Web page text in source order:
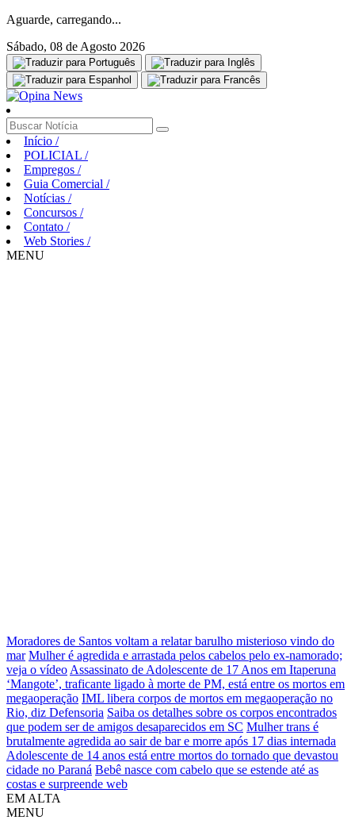
Aguarde, carregando...
Sábado, 08 de Agosto 2026
Início /
POLICIAL /
Empregos /
Guia Comercial /
Notícias /
Concursos /
Contato /
Web Stories /
MENU
Moradores de Santos voltam a relatar barulho misterioso vindo do
mar Mulher é agredida e arrastada pelos cabelos pelo ex-namorado;
veja o vídeo Assassinato de Adolescente de 17 Anos em Itaperuna
‘Mangote’, traficante ligado à morte de PM, está entre os mortos em
megaoperação IML libera corpos de mortos em megaoperação no
Rio, diz Defensoria Saiba os detalhes sobre os corpos encontrados
que podem ser de amigos desaparecidos em SC Mulher trans é
brutalmente agredida ao sair de bar e morre após 17 dias internada
Adolescente de 14 anos está entre mortos do tornado que devastou
cidade no Paraná Bebê nasce com cabelo que se estende até as
costas e surpreende web
EM ALTA
MENU